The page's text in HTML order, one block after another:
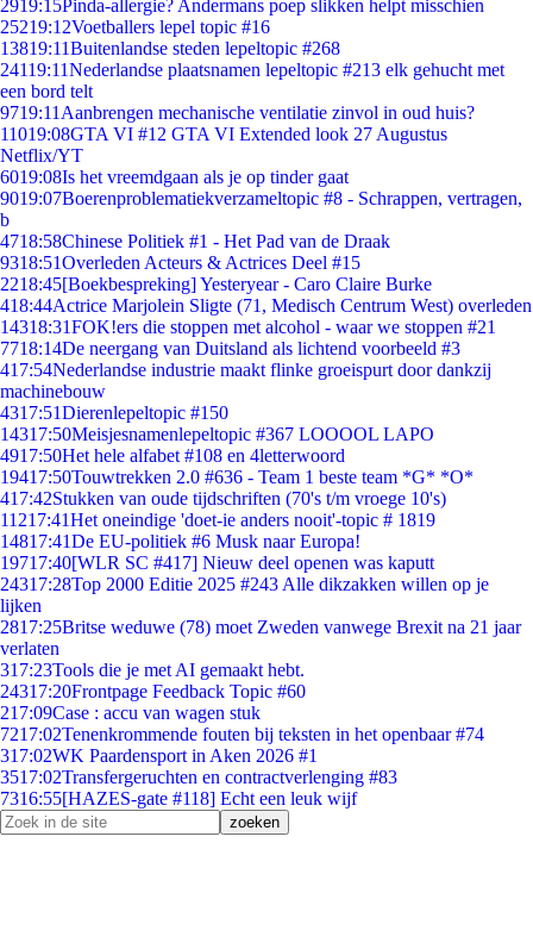
2919:15Pinda-allergie? Andermans poep slikken helpt misschien
25219:12Voetballers lepel topic #16
13819:11Buitenlandse steden lepeltopic #268
24119:11Nederlandse plaatsnamen lepeltopic #213 elk gehucht met
een bord telt
9719:11 Aanbrengen mechanische ventilatie zinvol in oud huis?
11019:08GTA VI #12 GTA VI Extended look 27 Augustus
Netflix/YT
6019:08Is het vreemdgaan als je op tinder gaat
9019:07Boerenproblematiekverzameltopic #8 - Schrappen, vertragen,
b
4718:58Chinese Politiek #1 - Het Pad van de Draak
9318:51Overleden Acteurs & Actrices Deel #15
2218:45[Boekbespreking] Yesteryear - Caro Claire Burke
418:44Actrice Marjolein Sligte (71, Medisch Centrum West) overleden
14318:31FOK!ers die stoppen met alcohol - waar we stoppen #21
7718:14De neergang van Duitsland als lichtend voorbeeld #3
417:54Nederlandse industrie maakt flinke groeispurt door dankzij
machinebouw
4317:51Dierenlepeltopic #150
14317:50Meisjesnamenlepeltopic #367 LOOOOL LAPO
4917:50Het hele alfabet #108 en 4letterwoord
19417:50Touwtrekken 2.0 #636 - Team 1 beste team *G* *O*
417:42Stukken van oude tijdschriften (70's t/m vroege 10's)
11217:41Het oneindige 'doet-ie anders nooit'-topic # 1819
14817:41De EU-politiek #6 Musk naar Europa!
19717:40[WLR SC #417] Nieuw deel openen was kaputt
24317:28Top 2000 Editie 2025 #243 Alle dikzakken willen op je
lijken
2817:25Britse weduwe (78) moet Zweden vanwege Brexit na 21 jaar
verlaten
317:23Tools die je met AI gemaakt hebt.
24317:20Frontpage Feedback Topic #60
217:09Case : accu van wagen stuk
7217:02Tenenkrommende fouten bij teksten in het openbaar #74
317:02WK Paardensport in Aken 2026 #1
3517:02Transfergeruchten en contractverlenging #83
7316:55[HAZES-gate #118] Echt een leuk wijf